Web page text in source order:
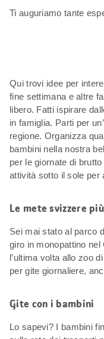
Ti auguriamo tante
Qui trovi idee per
fine settimana e altre
libero. Fatti ispirare
in famiglia. Parti per
regione. Organizza
bambini nella nostra
per le giornate di
attività sotto il sole per
Le mete svizzere
Sei mai stato al parco
giro in monopattino
l’ultima volta allo zoo
per gite giornaliere,
Gite con i bambini
Lo sapevi? I bambini